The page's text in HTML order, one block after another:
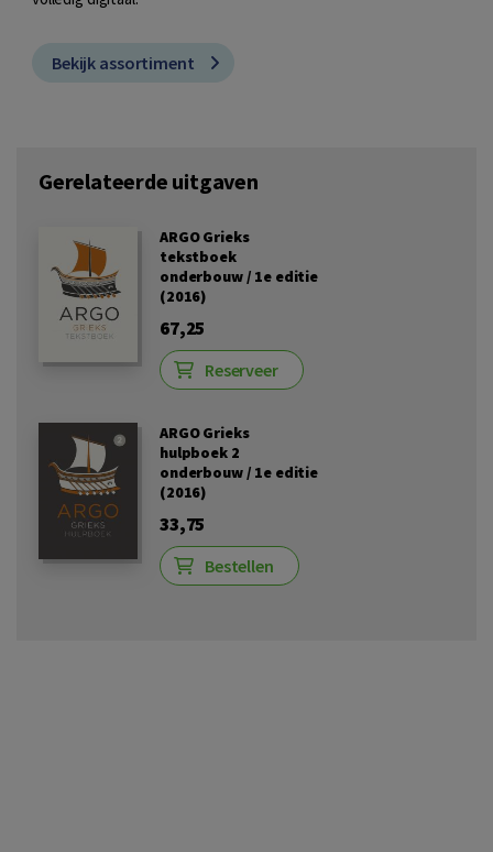
Bekijk assortiment
Gerelateerde uitgaven
ARGO Grieks
tekstboek
onderbouw / 1e editie
(2016)
67,25
Reserveer
ARGO Grieks
hulpboek 2
onderbouw / 1e editie
(2016)
33,75
Bestellen